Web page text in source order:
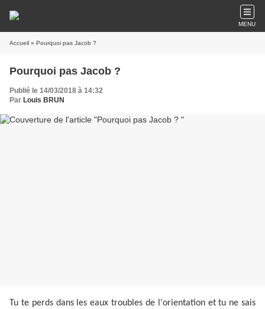
MENU
Accueil » Pourquoi pas Jacob ?
Pourquoi pas Jacob ?
Publié le 14/03/2018 à 14:32
Par Louis BRUN
Tu te perds dans les eaux troubles de l'orientation et tu ne sais